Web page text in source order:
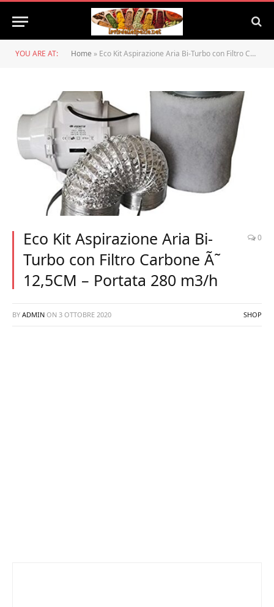
YOU ARE AT: Home » Eco Kit Aspirazione Aria Bi-Turbo con Filtro Carbone Ã˜ 12,5CM – Portata 280 m3/h
Eco Kit Aspirazione Aria Bi-
Turbo con Filtro Carbone Ã˜
12,5CM – Portata 280 m3/h
0
BY ADMIN ON 3 OTTOBRE 2020 SHOP